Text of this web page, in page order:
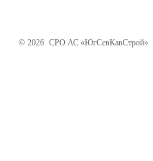
© 2026 СРО АС «ЮгСевКавСтрой»